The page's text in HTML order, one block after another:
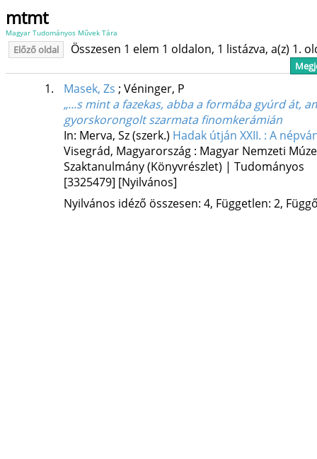
mtmt
Magyar Tudományos Művek Tára
Előző oldal Összesen 1 elem 1 oldalon, 1 listázva, a(z) 1.
1. Masek, Zs ; Véninger, P
„...s mint a fazekas, abba a formába gyúrd át,
gyorskorongolt szarmata finomkerámián
In: Merva, Sz (szerk.) Hadak útján XXII. : A
Visegrád, Magyarország : Magyar Nemzeti
Szaktanulmány (Könyvrészlet) | Tudományos
[3325479] [Nyilvános]
Nyilvános idéző összesen: 4, Független: 2,